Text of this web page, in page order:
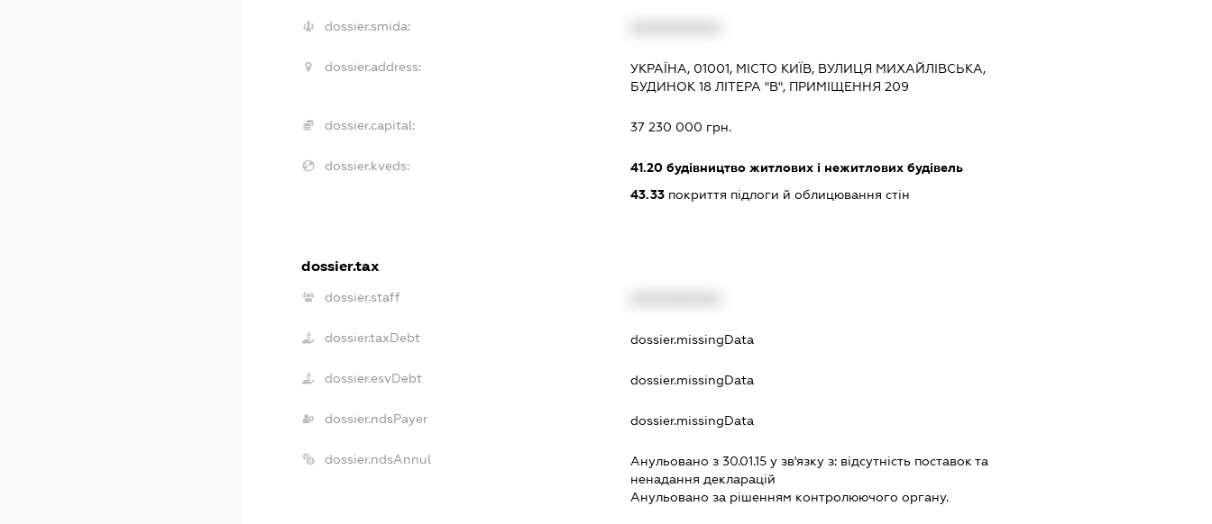
dossier.smida:
dossier.address:
УКРАЇНА, 01001, МІСТО КИЇВ, ВУЛИЦЯ МИХАЙЛІВСЬКА,
БУДИНОК 18 ЛІТЕРА "В", ПРИМІЩЕННЯ 209
dossier.capital: 37 230 000 грн.
dossier.kveds: 41.20будівництво житлових і нежитлових будівель
43.33покриття підлоги й облицювання стін
dossier.tax
dossier.staff
dossier.taxDebt dossier.missingData
dossier.esvDebt dossier.missingData
dossier.ndsPayer dossier.missingData
dossier.ndsAnnul Анульовано з 30.01.15 у зв'язку з: вiдсутнiсть поставок та
ненадання декларацiй
Анульовано за рiшенням контролюючого органу.